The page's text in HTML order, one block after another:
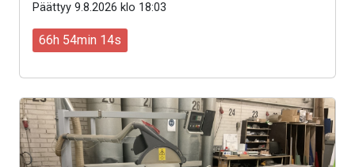
Päättyy 9.8.2026 klo 18:03
66h 54min 12s